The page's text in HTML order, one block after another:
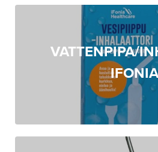
VATTENPIPA/
IFONIA